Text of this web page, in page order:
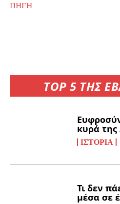
TOP 5 ΤΗΣ
κυρά
ΙΣΤΟΡΊΑ
Τι δεν
μέσα σε
ΠΗΓΗ